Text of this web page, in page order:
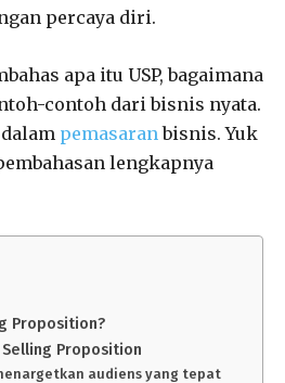
percaya diri.
apa itu USP, bagaimana
contoh dari bisnis nyata.
pemasaran bisnis. Yuk
lengkapnya
Proposition?
Selling Proposition
audiens yang tepat